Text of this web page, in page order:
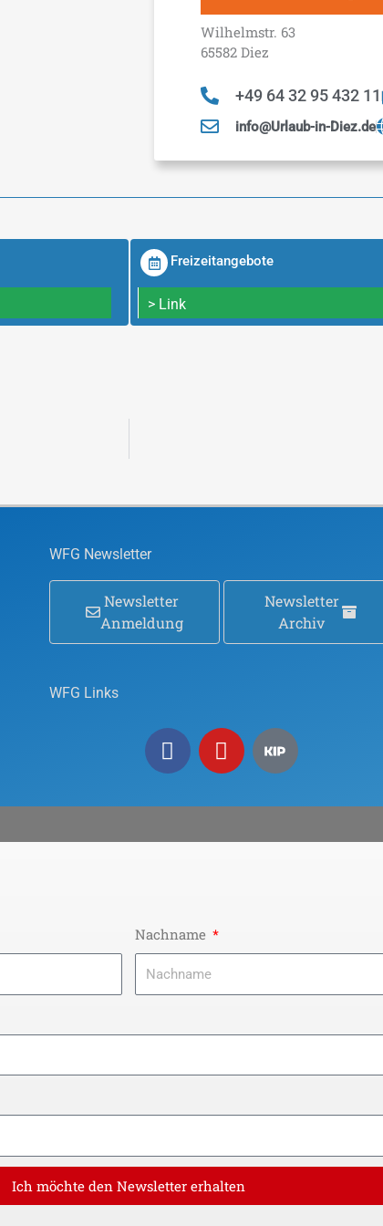
Wilhelmstr. 63
65582 Diez
+49 64 32 95 432 11
info@Urlaub-in-Diez.de
Freizeitangebote
> Link
WFG Newsletter
Newsletter
Anmeldung
Newsletter
Archiv
WFG Links
F
a
e
Y
o
t
Nachname
Ich möchte den Newsletter erhalten